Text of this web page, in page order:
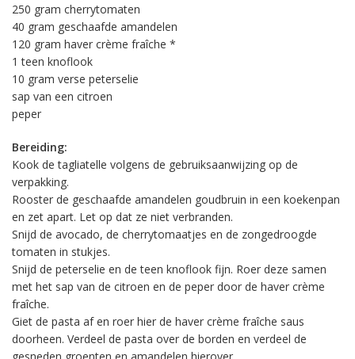
250 gram cherrytomaten
40 gram geschaafde amandelen
120 gram haver crème fraîche *
1 teen knoflook
10 gram verse peterselie
sap van een citroen
peper
Bereiding:
Kook de tagliatelle volgens de gebruiksaanwijzing op de
verpakking.
Rooster de geschaafde amandelen goudbruin in een koekenpan
en zet apart. Let op dat ze niet verbranden.
Snijd de avocado, de cherrytomaatjes en de zongedroogde
tomaten in stukjes.
Snijd de peterselie en de teen knoflook fijn. Roer deze samen
met het sap van de citroen en de peper door de haver crème
fraîche.
Giet de pasta af en roer hier de haver crème fraîche saus
doorheen. Verdeel de pasta over de borden en verdeel de